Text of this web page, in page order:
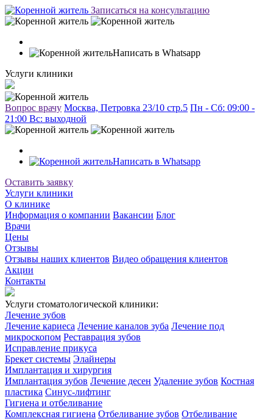
Записаться на консультацию
Написать в Whatsapp
Услуги клиники
Вопрос врачу Москва, Петровка 23/10 стр.5 Пн - Сб: 09:00 -
21:00 Вc: выходной
Написать в Whatsapp
Оставить заявку
Услуги клиники
О клинике
Информация о компании Вакансии Блог
Врачи
Цены
Отзывы
Отзывы наших клиентов Видео обращения клиентов
Акции
Контакты
Услуги стоматологической клиники:
Лечение зубов
Лечение кариеса Лечение каналов зуба Лечение под
микроскопом Реставрация зубов
Исправление прикуса
Брекет системы Элайнеры
Имплантация и хирургия
Имплантация зубов Лечение десен Удаление зубов Костная
пластика Синус-лифтинг
Гигиена и отбеливание
Комплексная гигиена Отбеливание зубов Отбеливание